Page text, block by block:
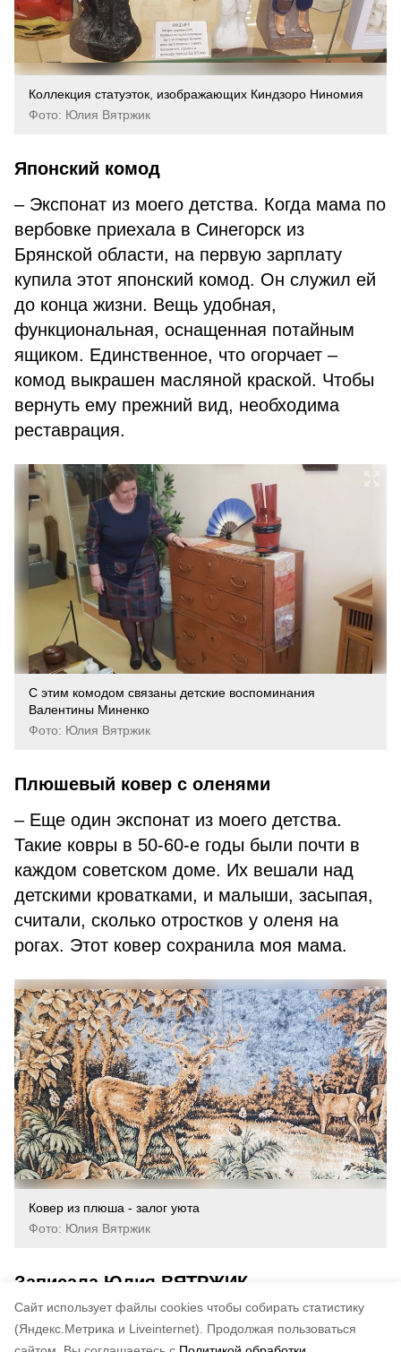
Cайт использует файлы cookies чтобы собирать статистику
(Яндекс.Метрика и Liveinternet).
Продолжая пользоваться
Коллекция статуэток, изображающих Киндзоро Ниномия
Фото: Юлия Вятржик
Японский комод
– Экспонат из моего детства. Когда мама по
вербовке приехала в Синегорск из
Брянской области, на первую зарплату
купила этот японский комод. Он служил ей
до конца жизни. Вещь удобная,
функциональная, оснащенная потайным
ящиком. Единственное, что огорчает –
комод выкрашен масляной краской. Чтобы
вернуть ему прежний вид, необходима
реставрация.
С этим комодом связаны детские воспоминания
Валентины Миненко
Фото: Юлия Вятржик
Плюшевый ковер с оленями
– Еще один экспонат из моего детства.
Такие ковры в 50-60-е годы были почти в
каждом советском доме. Их вешали над
детскими кроватками, и малыши, засыпая,
считали, сколько отростков у оленя на
рогах. Этот ковер сохранила моя мама.
Ковер из плюша - залог уюта
Фото: Юлия Вятржик
Записала Юлия ВЯТРЖИК
Авторы: Юлия Вятржик